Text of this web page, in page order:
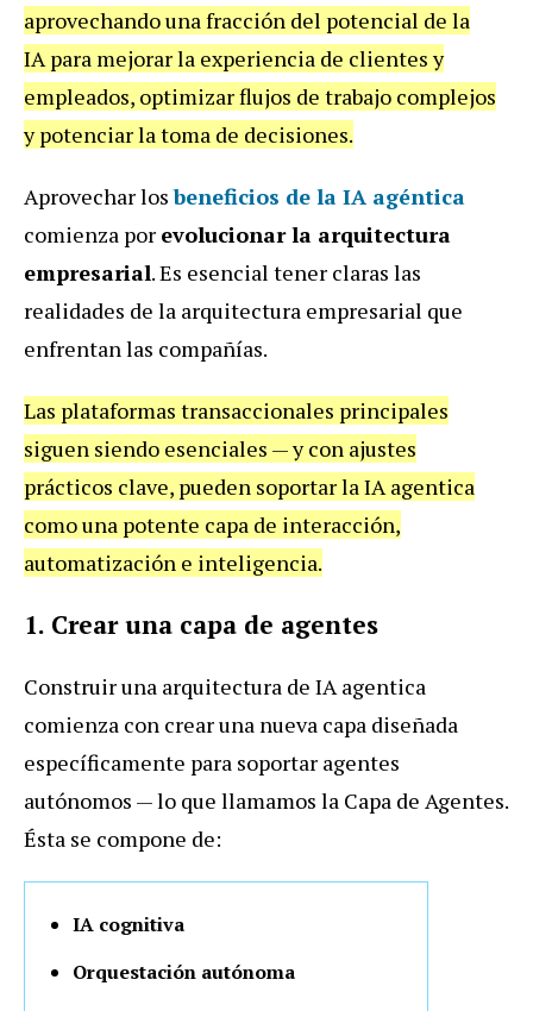
aprovechando una fracción del potencial de la
IA para mejorar la experiencia de clientes y
empleados, optimizar flujos de trabajo complejos
y potenciar la toma de decisiones.
Aprovechar losbeneficios de la IA agéntica
comienza por evolucionar la arquitectura
empresarial. Es esencial tener claras las
realidades de la arquitectura empresarial que
enfrentan las compañías.
Las plataformas transaccionales principales
siguen siendo esenciales — y con ajustes
prácticos clave, pueden soportar la IA agentica
como una potente capa de interacción,
automatización e inteligencia.
1. Crear una capa de agentes
Construir una arquitectura de IA agentica
comienza con crear una nueva capa diseñada
específicamente para soportar agentes
autónomos — lo que llamamos la Capa de Agentes.
Ésta se compone de:
IA cognitiva
Orquestación autónoma